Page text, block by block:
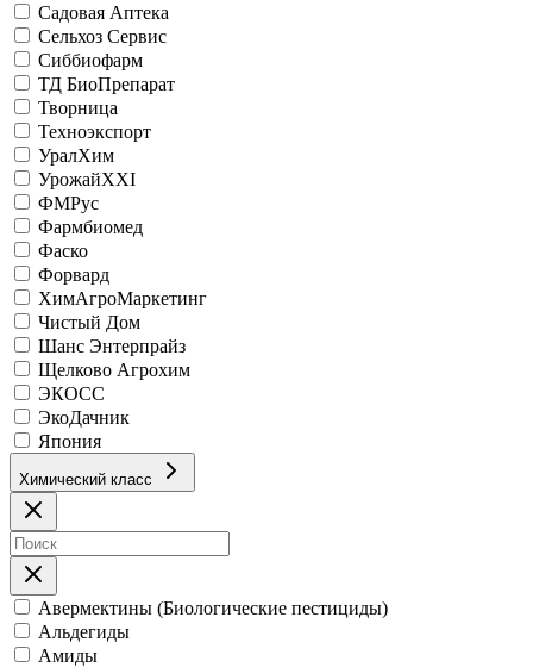
Садовая Аптека
Сельхоз Сервис
Сиббиофарм
ТД БиоПрепарат
Творница
Техноэкспорт
УралХим
УрожайХХI
ФМРус
Фармбиомед
Фаско
Форвард
ХимАгроМаркетинг
Чистый Дом
Шанс Энтерпрайз
Щелково Агрохим
ЭКОСС
ЭкоДачник
Япония
Химический класс
Авермектины (Биологические пестициды)
Альдегиды
Амиды